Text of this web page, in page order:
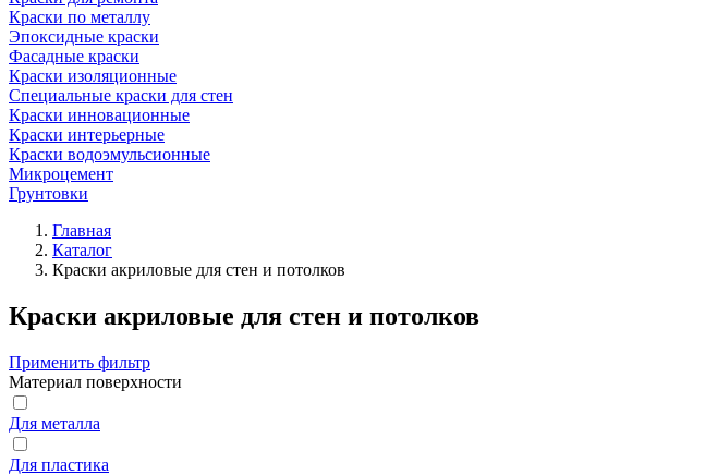
Краски по металлу
Эпоксидные краски
Фасадные краски
Краски изоляционные
Специальные краски для стен
Краски инновационные
Краски интерьерные
Краски водоэмульсионные
Микроцемент
Грунтовки
Главная
Каталог
Краски акриловые для стен и потолков
Краски акриловые для стен и потолков
Применить фильтр
Материал поверхности
Для металла
Для пластика